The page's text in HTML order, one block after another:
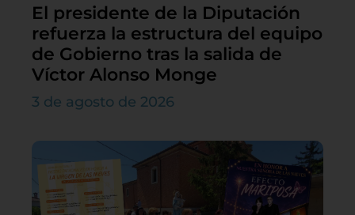
El presidente de la Diputación
refuerza la estructura del equipo
de Gobierno tras la salida de
Víctor Alonso Monge
3 de agosto de 2026